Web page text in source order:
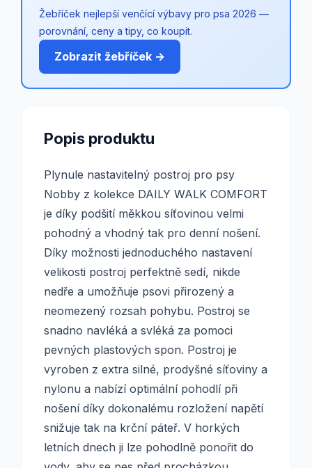
Žebříček nejlepší venčící výbavy pro psa 2026 —
porovnání, ceny a tipy, co koupit.
Zobrazit žebříček →
Popis produktu
Plynule nastavitelný postroj pro psy
Nobby z kolekce DAILY WALK COMFORT
je díky podšití měkkou síťovinou velmi
pohodný a vhodný tak pro denní nošení.
Díky možnosti jednoduchého nastavení
velikosti postroj perfektně sedí, nikde
nedře a umožňuje psovi přirozený a
neomezený rozsah pohybu. Postroj se
snadno navléká a svléká za pomoci
pevných plastových spon. Postroj je
vyroben z extra silné, prodyšné síťoviny a
nylonu a nabízí optimální pohodlí při
nošení díky dokonalému rozložení napětí
snižuje tak na krční páteř. V horkých
letních dnech ji lze pohodlně ponořit do